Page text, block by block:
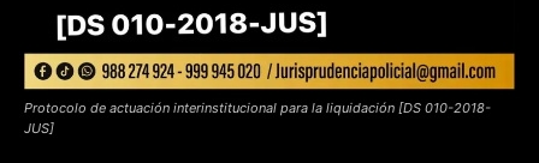
Protocolo de actuación interinstitucional para la liquidación [DS 010-2018-
JUS]